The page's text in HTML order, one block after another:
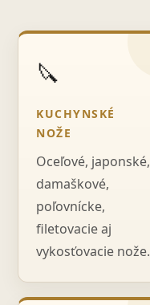
🔪
KUCHYNSKÉ
NOŽE
Oceľové, japonské,
damaškové,
poľovnícke,
filetovacie aj
vykosťovacie nože.